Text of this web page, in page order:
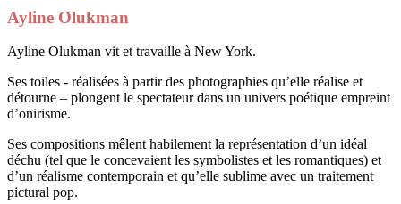
Ayline Olukman
Ayline Olukman vit et travaille à New York.
Ses toiles - réalisées à partir des photographies qu’elle réalise et
détourne – plongent le spectateur dans un univers poétique empreint
d’onirisme.
Ses compositions mêlent habilement la représentation d’un idéal
déchu (tel que le concevaient les symbolistes et les romantiques) et
d’un réalisme contemporain et qu’elle sublime avec un traitement
pictural pop.